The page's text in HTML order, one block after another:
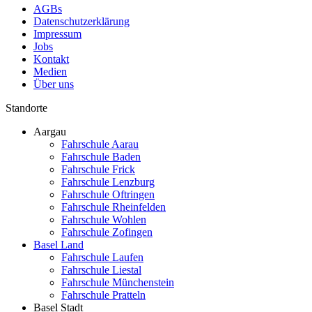
AGBs
Datenschutzerklärung
Impressum
Jobs
Kontakt
Medien
Über uns
Standorte
Aargau
Fahrschule Aarau
Fahrschule Baden
Fahrschule Frick
Fahrschule Lenzburg
Fahrschule Oftringen
Fahrschule Rheinfelden
Fahrschule Wohlen
Fahrschule Zofingen
Basel Land
Fahrschule Laufen
Fahrschule Liestal
Fahrschule Münchenstein
Fahrschule Pratteln
Basel Stadt